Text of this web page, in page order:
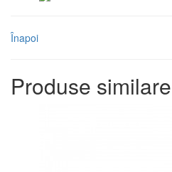
Înapoi
Produse similare